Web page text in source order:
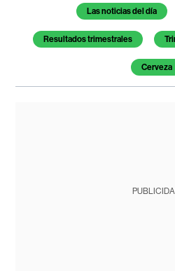
Temas de este artículo
Las noticias del día
Resultados trimestrales
Cerveza